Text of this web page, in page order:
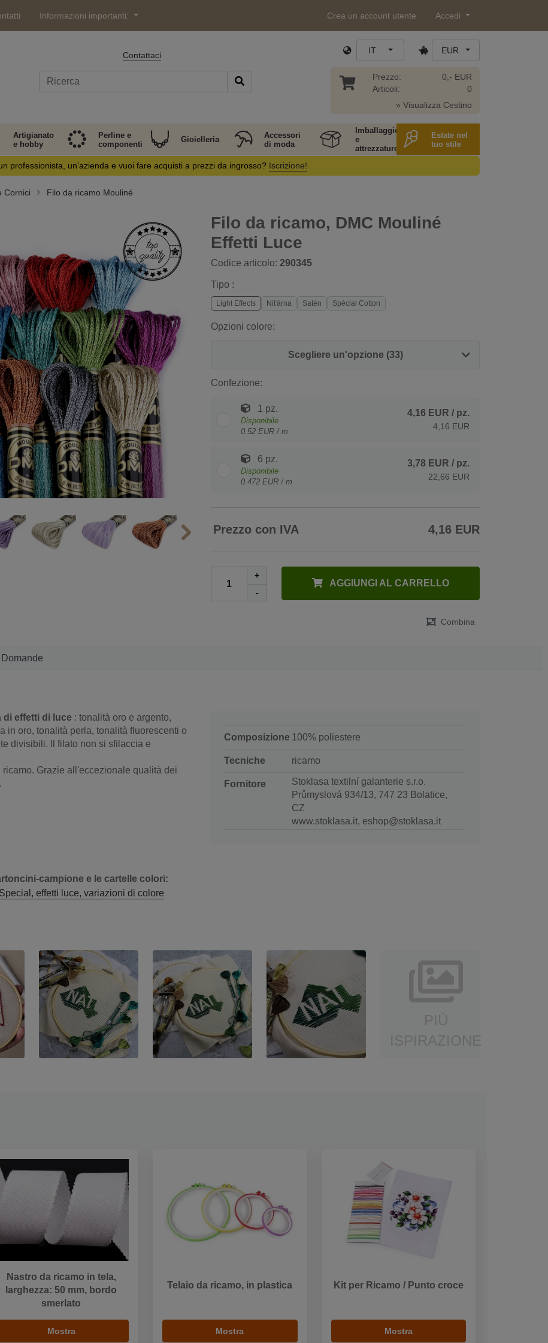
Informazioni importanti: Crea un account utente Accedi
Contattaci IT EUR
Prezzo:
Articoli:
0,- EUR
0
» Visualizza Cestino
Artigianato
e hobby
Perline e
componenti
Gioielleria
Accessori
di moda
Imballaggio
e
attrezzature
Estate nel
tuo stile
professionista, un'azienda e vuoi fare acquisti a prezzi da ingrosso? Iscrizione!
Cornici Filo da ricamo Mouliné
Filo da ricamo, DMC Mouliné
Effetti Luce
Codice articolo: 290345
Tipo :
Light Effects Niťárna Satén Spécial Cotton
Opzioni colore:
Scegliere un'opzione (33)
Confezione:
1 pz.
Disponibile
0.52 EUR / m
4,16 EUR / pz.
4,16 EUR
6 pz.
Disponibile
0.472 EUR / m
3,78 EUR / pz.
22,66 EUR
Prezzo con IVA 4,16 EUR
+
-
AGGIUNGI AL CARRELLO
Combina
Domande
di effetti di luce : tonalità oro e argento,
in oro, tonalità perla, tonalità fluorescenti o
divisibili. Il filato non si sfilaccia e
Grazie all'eccezionale qualità dei
campione e le cartelle colori:
effetti luce, variazioni di colore
Composizione 100% poliestere
Tecniche ricamo
Fornitore
Stoklasa textilní galanterie s.r.o.
Průmyslová 934/13, 747 23 Bolatice,
CZ
www.stoklasa.it, eshop@stoklasa.it
ISPIRAZIONE
Nastro da ricamo in tela,
larghezza: 50 mm, bordo
smerlato
Mostra
Telaio da ricamo, in plastica
Mostra
Kit per Ricamo / Punto croce
Mostra